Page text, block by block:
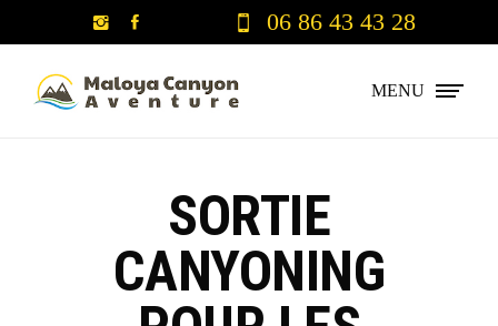
06 86 43 43 28
MENU
SORTIE
CANYONING